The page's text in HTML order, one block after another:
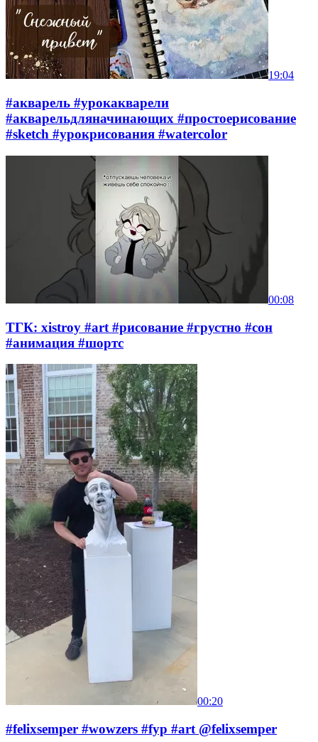
19:04
#акварель #урокакварели
#акварельдляначинающих #простоерисование
#sketch #урокрисования #watercolor
00:08
ТГК: xistroy #art #рисование #грустно #сон
#анимация #шортс
00:20
#felixsemper #wowzers #fyp #art @felixsemper